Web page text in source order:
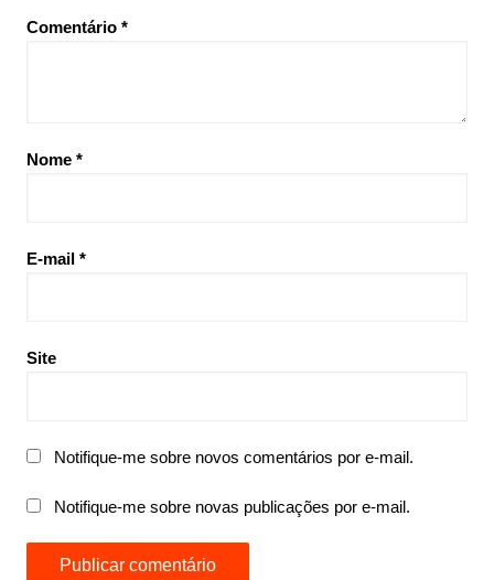
Comentário *
Nome *
E-mail *
Site
Notifique-me sobre novos comentários por e-mail.
Notifique-me sobre novas publicações por e-mail.